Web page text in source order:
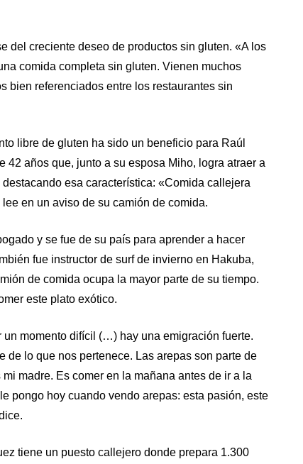
del creciente deseo de productos sin gluten. «A los
comida completa sin gluten. Vienen muchos
bien referenciados entre los restaurantes sin
libre de gluten ha sido un beneficio para Raúl
42 años que, junto a su esposa Miho, logra atraer a
destacando esa característica: «Comida callejera
en un aviso de su camión de comida.
y se fue de su país para aprender a hacer
fue instructor de surf de invierno en Hakuba,
de comida ocupa la mayor parte de su tiempo.
este plato exótico.
un momento difícil (…) hay una emigración fuerte.
de lo que nos pertenece. Las arepas son parte de
madre. Es comer en la mañana antes de ir a la
pongo hoy cuando vendo arepas: esta pasión, este
tiene un puesto callejero donde prepara 1.300